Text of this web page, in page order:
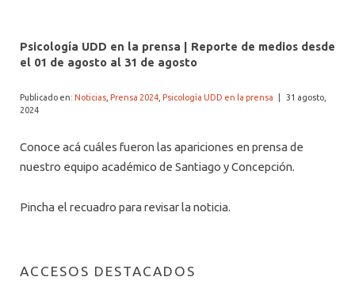
ALUMNI PSICOLOGÍA UDD
SERVICIO DE PSICOLOGÍA INTEGRAL
Psicología UDD en la prensa | Reporte de medios desde
el 01 de agosto al 31 de agosto
Publicado en: Noticias Prensa 2024 Psicología UDD en la prensa
31 agosto,
2024
Conoce acá cuáles fueron las apariciones en prensa de
nuestro equipo académico de Santiago y Concepción.
Pincha el recuadro para revisar la noticia.
ACCESOS DESTACADOS